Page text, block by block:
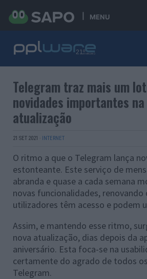
MENU
Telegram traz mais um
novidades importantes
atualização
21 SET 2021 · INTERNET
O ritmo a que o Telegram lança
estonteante. Este serviço de
abranda e quase a cada semana
novas funcionalidades, renovando
utilizadores têm acesso e podem
Assim, e mantendo esse ritmo,
nova atualização, dias depois da
aniversário. Esta foca-se na
certamente do agrado de todos
Telegram.